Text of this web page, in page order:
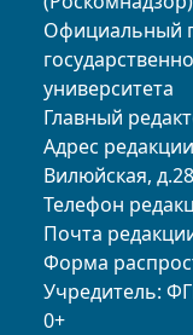
Официальный
университета
Главный
Адрес
Вилюйская,
Телефон
Почта
Форма
Учредитель:
0+